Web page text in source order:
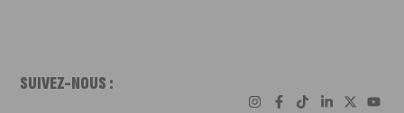
SUIVEZ-NOUS :